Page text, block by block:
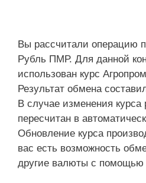
Вы рассчитали операцию
Рубль ПМР. Для данной
использован курс
Результат обмена
В случае изменения курса
пересчитан в
Обновление курса
вас есть возможность
другие валюты с